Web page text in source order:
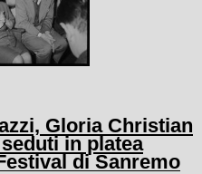
Gloria Christian
in platea
di Sanremo